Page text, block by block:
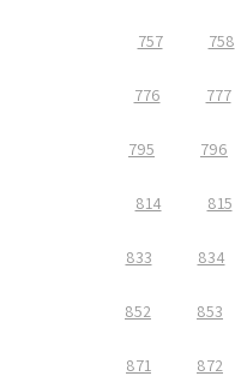
757 758
776 777
795 796
814 815
833 834
852 853
871 872